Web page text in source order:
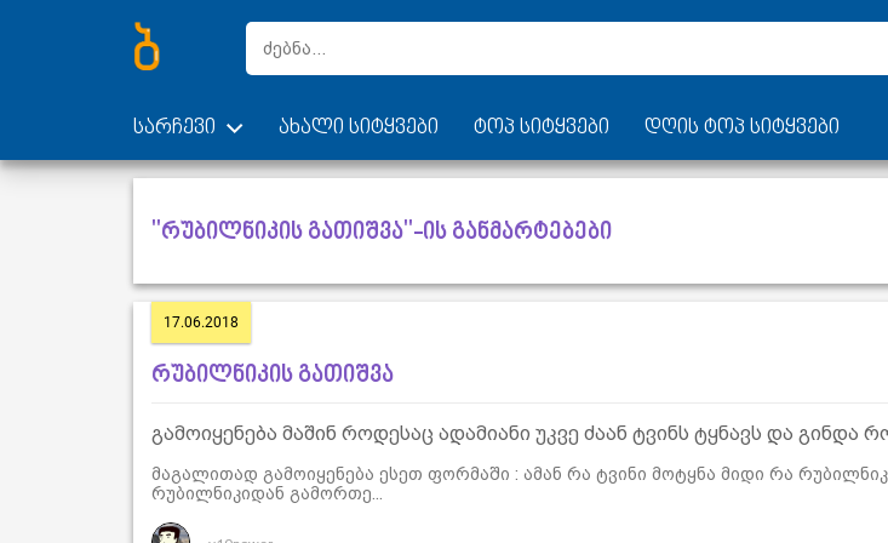
სარჩევი ახალი სიტყვები ტოპ სიტყვები დღის ტოპ სიტყვები
"რუბილნიკის გათიშვა"-ის განმარტებები
17.06.2018
რუბილნიკის გათიშვა
გამოიყენება მაშინ როდესაც ადამიანი უკვე ძაან ტვინს ტყნავს და გინდა
მაგალითად გამოიყენება ესეთ ფორმაში : ამან რა ტვინი მოტყნა მიდი რა
რუბილნიკიდან გამორთე...